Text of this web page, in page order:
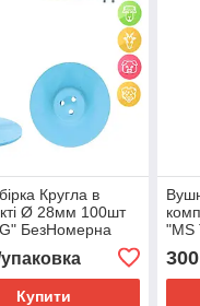
Кругла в
Ø 28мм 100шт
БезНомерна
Купити
"МS
300